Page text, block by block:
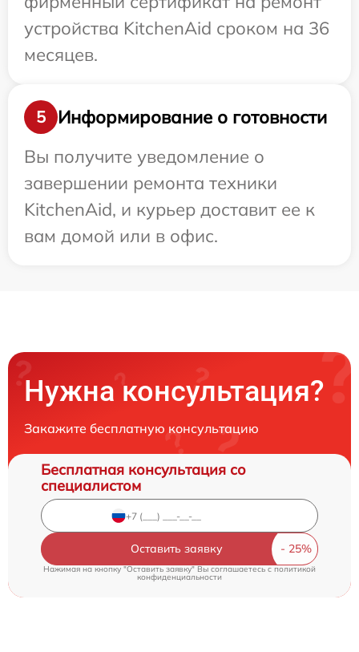
устройства KitchenAid сроком на 36
месяцев.
5
Информирование о готовности
Вы получите уведомление о
завершении ремонта техники
KitchenAid, и курьер доставит ее к
вам домой или в офис.
Нужна консультация?
Закажите бесплатную консультацию
Бесплатная консультация со
специалистом
Оставить заявку
Нажимая на кнопку "Оставить заявку" Вы соглашаетесь c политикой
конфиденциальности